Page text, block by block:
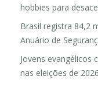
hobbies para
Brasil registra 84,2
Anuário de
Jovens evangélicos
nas eleições de 2026